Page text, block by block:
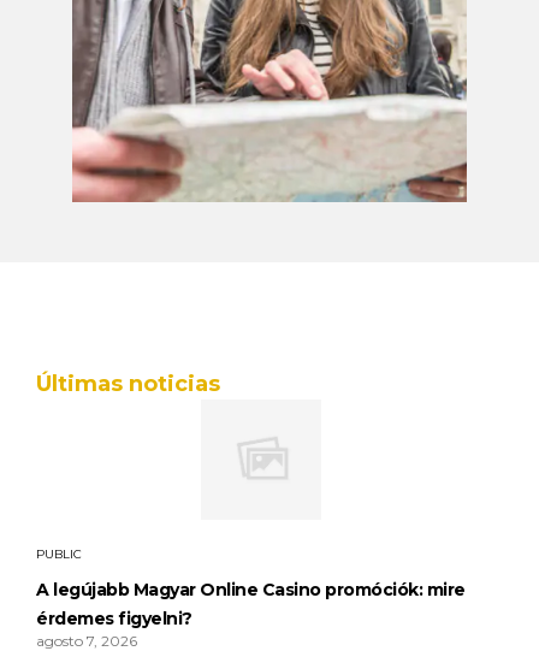
Últimas noticias
PUBLIC
A legújabb Magyar Online Casino promóciók: mire
érdemes figyelni?
agosto 7, 2026